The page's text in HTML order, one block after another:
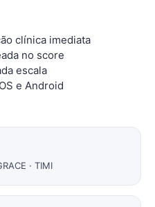
clínica imediata
no score
escala
e Android
· TIMI